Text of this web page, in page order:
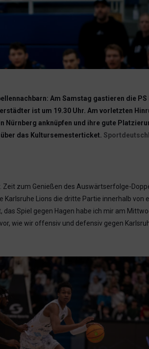
Am Samstag gastieren die
ist um 19.30 Uhr. Am vorletzten
Nürnberg anknüpfen und ihre gute
über das Kultursemesterticket.
zum Genießen des Auswärtserfolge-
Lions die dritte Partie innerhalb von
Spiel gegen Hagen habe ich mir am
wie wir offensiv und defensiv gegen